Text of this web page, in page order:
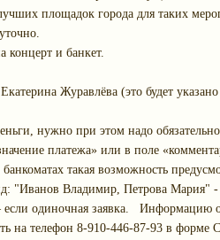
площадок города для таких
концерт и банкет.
Журавлёва (это будет
нужно при этом надо обязательно
платежа» или в поле
такая возможность
"Иванов Владимир, Петрова Мария" -
если одиночная заявка. Информацию
на телефон 8-910-446-87-93 в